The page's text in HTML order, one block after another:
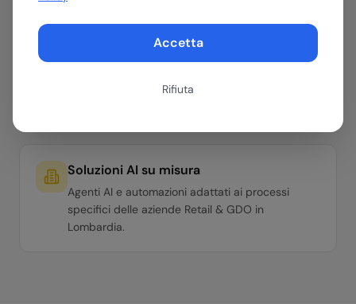
Accetta
Rifiuta
Formazione per il tuo team
Dall'AI Literacy di base ai percorsi avanzati per
Soluzioni AI su misura
Agenti AI e automazioni adattati ai processi
specifici delle aziende Retail & GDO in
Lombardia.